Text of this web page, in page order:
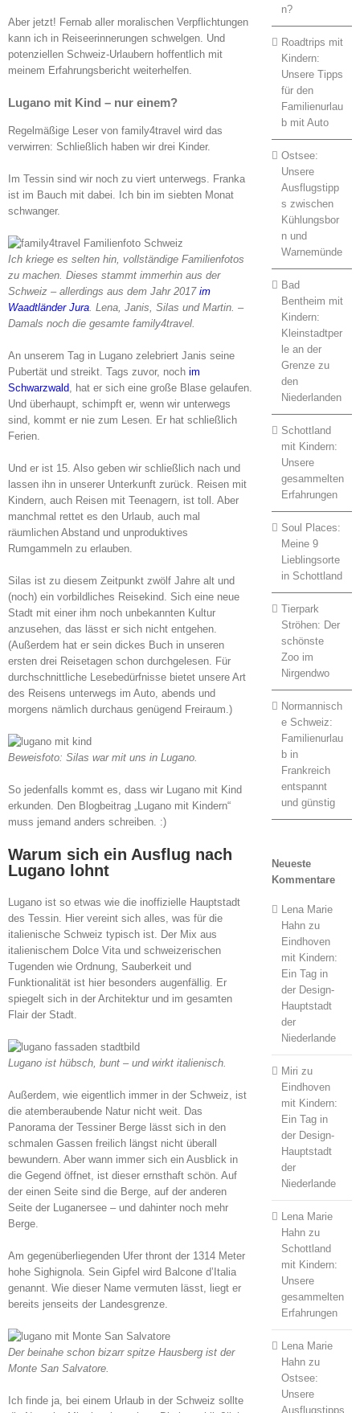
Aber jetzt! Fernab aller moralischen Verpflichtungen
kann ich in Reiseerinnerungen schwelgen. Und
potenziellen Schweiz-Urlaubern hoffentlich mit
meinem Erfahrungsbericht weiterhelfen.
Lugano mit Kind – nur einem?
Regelmäßige Leser von family4travel wird das
verwirren: Schließlich haben wir drei Kinder.
Im Tessin sind wir noch zu viert unterwegs. Franka
ist im Bauch mit dabei. Ich bin im siebten Monat
schwanger.
Ich kriege es selten hin, vollständige Familienfotos
zu machen. Dieses stammt immerhin aus der
Schweiz – allerdings aus dem Jahr 2017 im
Waadtländer Jura. Lena, Janis, Silas und Martin. –
Damals noch die gesamte family4travel.
An unserem Tag in Lugano zelebriert Janis seine
Pubertät und streikt. Tags zuvor, noch im
Schwarzwald, hat er sich eine große Blase gelaufen.
Und überhaupt, schimpft er, wenn wir unterwegs
sind, kommt er nie zum Lesen. Er hat schließlich
Ferien.
Und er ist 15. Also geben wir schließlich nach und
lassen ihn in unserer Unterkunft zurück. Reisen mit
Kindern, auch Reisen mit Teenagern, ist toll. Aber
manchmal rettet es den Urlaub, auch mal
räumlichen Abstand und unproduktives
Rumgammeln zu erlauben.
Silas ist zu diesem Zeitpunkt zwölf Jahre alt und
(noch) ein vorbildliches Reisekind. Sich eine neue
Stadt mit einer ihm noch unbekannten Kultur
anzusehen, das lässt er sich nicht entgehen.
(Außerdem hat er sein dickes Buch in unseren
ersten drei Reisetagen schon durchgelesen. Für
durchschnittliche Lesebedürfnisse bietet unsere Art
des Reisens unterwegs im Auto, abends und
morgens nämlich durchaus genügend Freiraum.)
Beweisfoto: Silas war mit uns in Lugano.
So jedenfalls kommt es, dass wir Lugano mit Kind
erkunden. Den Blogbeitrag „Lugano mit Kindern“
muss jemand anders schreiben. :)
Warum sich ein Ausflug nach
Lugano lohnt
Lugano ist so etwas wie die inoffizielle Hauptstadt
des Tessin. Hier vereint sich alles, was für die
italienische Schweiz typisch ist. Der Mix aus
italienischem Dolce Vita und schweizerischen
Tugenden wie Ordnung, Sauberkeit und
Funktionalität ist hier besonders augenfällig. Er
spiegelt sich in der Architektur und im gesamten
Flair der Stadt.
Lugano ist hübsch, bunt – und wirkt italienisch.
Außerdem, wie eigentlich immer in der Schweiz, ist
die atemberaubende Natur nicht weit. Das
Panorama der Tessiner Berge lässt sich in den
schmalen Gassen freilich längst nicht überall
bewundern. Aber wann immer sich ein Ausblick in
die Gegend öffnet, ist dieser ernsthaft schön. Auf
der einen Seite sind die Berge, auf der anderen
Seite der Luganersee – und dahinter noch mehr
Berge.
Am gegenüberliegenden Ufer thront der 1314 Meter
hohe Sighignola. Sein Gipfel wird Balcone d’Italia
genannt. Wie dieser Name vermuten lässt, liegt er
bereits jenseits der Landesgrenze.
Der beinahe schon bizarr spitze Hausberg ist der
Monte San Salvatore.
Ich finde ja, bei einem Urlaub in der Schweiz sollte
n?
Roadtrips mit
Kindern:
Unsere Tipps
für den
Familienurlau
b mit Auto
Ostsee:
Unsere
Ausflugstipp
s zwischen
Kühlungsbor
n und
Warnemünde
Bad
Bentheim mit
Kindern:
Kleinstadtper
le an der
Grenze zu
den
Niederlanden
Schottland
mit Kindern:
Unsere
gesammelten
Erfahrungen
Soul Places:
Meine 9
Lieblingsorte
in Schottland
Tierpark
Ströhen: Der
schönste
Zoo im
Nirgendwo
Normannisch
e Schweiz:
Familienurlau
b in
Frankreich
entspannt
und günstig
Neueste
Kommentare
Lena Marie
Hahnzu
Eindhoven
mit Kindern:
Ein Tag in
der Design-
Hauptstadt
der
Niederlande
Miri zu
Eindhoven
mit Kindern:
Ein Tag in
der Design-
Hauptstadt
der
Niederlande
Lena Marie
Hahnzu
Schottland
mit Kindern:
Unsere
gesammelten
Erfahrungen
Lena Marie
Hahnzu
Ostsee:
Unsere
Ausflugstipps